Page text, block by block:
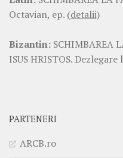
Octavian, ep. (detalii)
Bizantin: SCHIMBAREA
ISUS HRISTOS. Dezlegare
PARTENERI
ARCB.ro